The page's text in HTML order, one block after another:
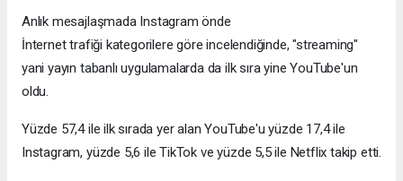
Anlık mesajlaşmada Instagram önde
İnternet trafiği kategorilere göre incelendiğinde, "streaming"
yani yayın tabanlı uygulamalarda da ilk sıra yine YouTube'un
oldu.
Yüzde 57,4 ile ilk sırada yer alan YouTube'u yüzde 17,4 ile
Instagram, yüzde 5,6 ile TikTok ve yüzde 5,5 ile Netflix takip etti.